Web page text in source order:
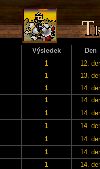
Výsledek
Den
1
12.
1
13.
1
14.
1
14.
1
14.
1
14.
1
14.
1
14.
1
14.